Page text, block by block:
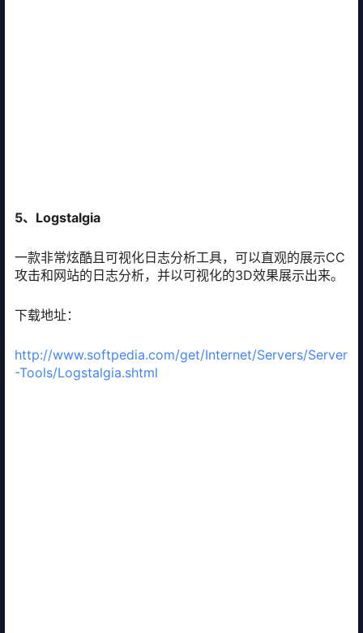
5、Logstalgia
一款非常炫酷且可视化日志分析工具，可以直观的展示CC
攻击和网站的日志分析，并以可视化的3D效果展示出来。
下载地址：
http://www.softpedia.com/get/Internet/Servers/Server
-Tools/Logstalgia.shtml